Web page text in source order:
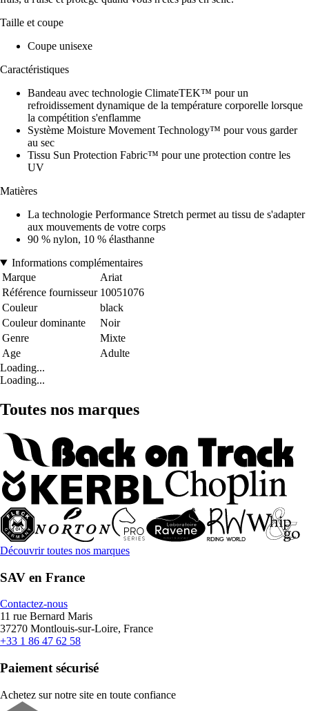
Taille et coupe
Coupe unisexe
Caractéristiques
Bandeau avec technologie ClimateTEK™ pour un
refroidissement dynamique de la température corporelle lorsque
la compétition s'enflamme
Système Moisture Movement Technology™ pour vous garder
au sec
Tissu Sun Protection Fabric™ pour une protection contre les
UV
Matières
La technologie Performance Stretch permet au tissu de s'adapter
aux mouvements de votre corps
90 % nylon, 10 % élasthanne
Informations complémentaires
Marque
Ariat
Référence fournisseur 10051076
Couleur
black
Couleur dominante
Noir
Genre
Mixte
Age
Adulte
Loading...
Loading...
Toutes nos marques
Découvrir toutes nos marques
SAV en France
Contactez-nous
11 rue Bernard Maris
37270 Montlouis-sur-Loire, France
+33 1 86 47 62 58
Paiement sécurisé
Achetez sur notre site en toute confiance